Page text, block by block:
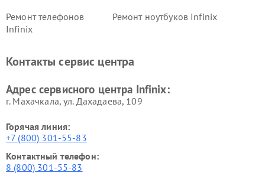
Ремонт телефонов
Infinix
Ремонт ноутбуков Infinix
Контакты сервис центра
Адрес сервисного центра Infinix:
г. Махачкала, ул. Дахадаева, 109
Горячая линия:
+7 (800) 301-55-83
Контактный телефон:
8 (800) 301-55-83